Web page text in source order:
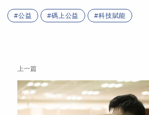
公益 碼上公益 科技賦能
上一篇